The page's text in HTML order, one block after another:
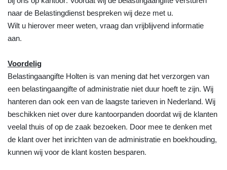
naar de Belastingdienst bespreken wij deze met u.
Wilt u hierover meer weten, vraag dan vrijblijvend informatie
aan.
Voordelig
Belastingaangifte Holten is van mening dat het verzorgen van
een belastingaangifte of administratie niet duur hoeft te zijn. Wij
hanteren dan ook een van de laagste tarieven in Nederland. Wij
beschikken niet over dure kantoorpanden doordat wij de klanten
veelal thuis of op de zaak bezoeken. Door mee te denken met
de klant over het inrichten van de administratie en boekhouding,
kunnen wij voor de klant kosten besparen.